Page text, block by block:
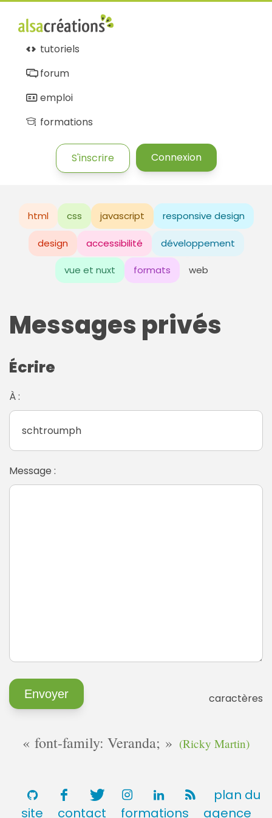
tutoriels
forum
emploi
formations
S'inscrire Connexion
html css javascript responsive design
design accessibilité développement
vue et nuxt formats web
Messages privés
Écrire
À :
Message :
caractères
font-family: Veranda; (Ricky Martin)
plan du
site
contact formations agence